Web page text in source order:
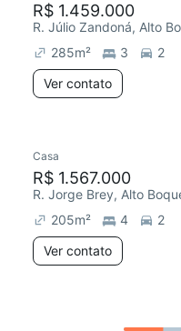
R$ 1.459.000
R. Júlio Zandoná, Alto
285m² 3
2
Ver contato
Casa
R$ 1.567.000
R. Jorge Brey, Alto
205m² 4
2
Ver contato